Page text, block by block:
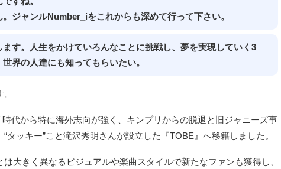
ジャンルNumber_iをこれからも深めて行って下さい。
す。人生をかけていろんなことに挑戦し、夢を実現していく3
界の人達にも知ってもらいたい。
代から特に海外志向が強く、キンプリからの脱退と旧ジャニーズ事
タッキー”こと滝沢秀明さんが設立した『TOBE』へ移籍しました。
大きく異なるビジュアルや楽曲スタイルで新たなファンも獲得し、